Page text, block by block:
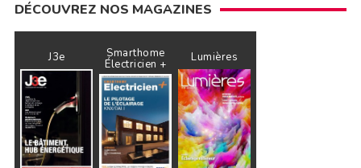
DÉCOUVREZ NOS MAGAZINES
J3e Smarthome
Électricien + Lumières